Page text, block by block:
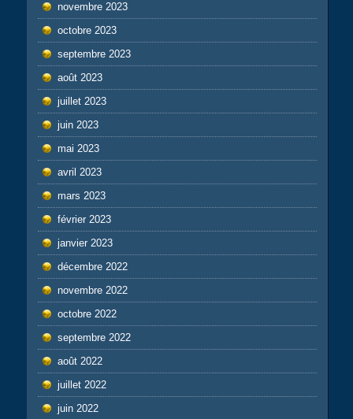
novembre 2023
octobre 2023
septembre 2023
août 2023
juillet 2023
juin 2023
mai 2023
avril 2023
mars 2023
février 2023
janvier 2023
décembre 2022
novembre 2022
octobre 2022
septembre 2022
août 2022
juillet 2022
juin 2022